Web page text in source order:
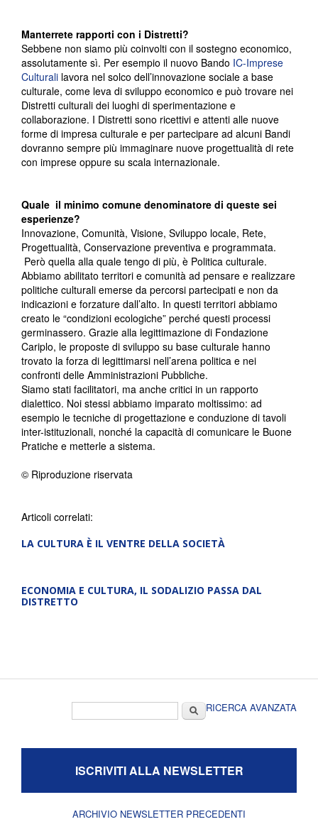
Manterrete rapporti con i Distretti?
Sebbene non siamo più coinvolti con il sostegno economico,
assolutamente sì. Per esempio il nuovo Bando IC-Imprese
Culturali lavora nel solco dell’innovazione sociale a base
culturale, come leva di sviluppo economico e può trovare nei
Distretti culturali dei luoghi di sperimentazione e
collaborazione. I Distretti sono ricettivi e attenti alle nuove
forme di impresa culturale e per partecipare ad alcuni Bandi
dovranno sempre più immaginare nuove progettualità di rete
con imprese oppure su scala internazionale.
Quale il minimo comune denominatore di queste sei
esperienze?
Innovazione, Comunità, Visione, Sviluppo locale, Rete,
Progettualità, Conservazione preventiva e programmata.
Però quella alla quale tengo di più, è Politica culturale.
Abbiamo abilitato territori e comunità ad pensare e realizzare
politiche culturali emerse da percorsi partecipati e non da
indicazioni e forzature dall’alto. In questi territori abbiamo
creato le “condizioni ecologiche” perché questi processi
germinassero. Grazie alla legittimazione di Fondazione
Cariplo, le proposte di sviluppo su base culturale hanno
trovato la forza di legittimarsi nell’arena politica e nei
confronti delle Amministrazioni Pubbliche.
Siamo stati facilitatori, ma anche critici in un rapporto
dialettico. Noi stessi abbiamo imparato moltissimo: ad
esempio le tecniche di progettazione e conduzione di tavoli
inter-istituzionali, nonché la capacità di comunicare le Buone
Pratiche e metterle a sistema.
© Riproduzione riservata
Articoli correlati:
LA CULTURA È IL VENTRE DELLA SOCIETÀ
ECONOMIA E CULTURA, IL SODALIZIO PASSA DAL
DISTRETTO
CercaRICERCA AVANZATA
ISCRIVITI ALLA NEWSLETTER
ARCHIVIO NEWSLETTER PRECEDENTI